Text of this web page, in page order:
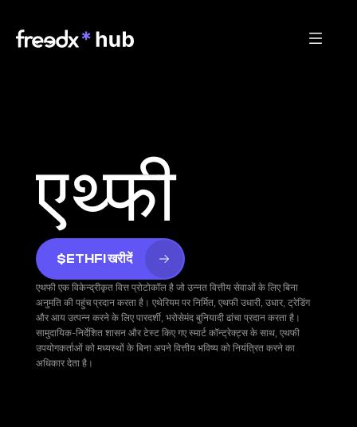
एथ्फी
$ETHFI खरीदें
एथफी एक विकेन्द्रीकृत वित्त प्रोटोकॉल है जो उन्नत वित्तीय सेवाओं के लिए बिना
अनुमति की पहुंच प्रदान करता है। एथेरियम पर निर्मित, एथफी उधारी, उधार, ट्रेडिंग
और आय उत्पन्न करने के लिए पारदर्शी, भरोसेमंद बुनियादी ढांचा प्रदान करता है।
सामुदायिक-निर्देशित शासन और टेस्ट किए गए स्मार्ट कॉन्ट्रेक्ट्स के साथ, एथफी
उपयोगकर्ताओं को मध्यस्थों के बिना अपने वित्तीय भविष्य को नियंत्रित करने का
अधिकार देता है।